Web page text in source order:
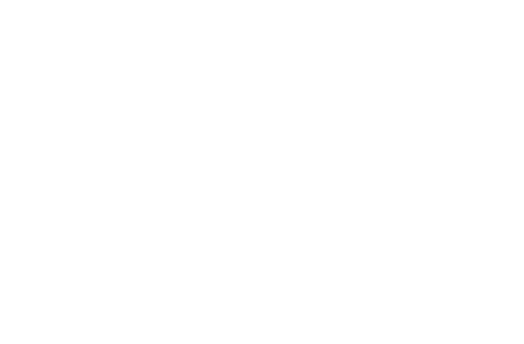
명까지 이용 가능합니다.